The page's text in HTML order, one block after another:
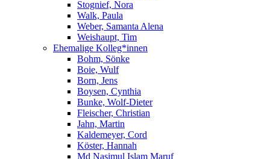
Stognief, Nora
Walk, Paula
Weber, Samanta Alena
Weishaupt, Tim
Ehemalige Kolleg*innen
Bohm, Sönke
Boie, Wulf
Born, Jens
Boysen, Cynthia
Bunke, Wolf-Dieter
Fleischer, Christian
Jahn, Martin
Kaldemeyer, Cord
Köster, Hannah
Md Nasimul Islam Maruf